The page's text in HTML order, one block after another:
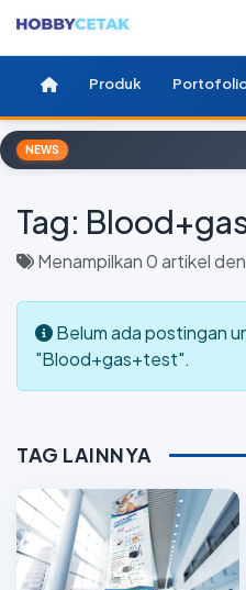
Produk
NEWS
Tag:
Menampilkan 0 artikel
Belum ada postingan
"Blood+gas+test".
TAG LAINNYA